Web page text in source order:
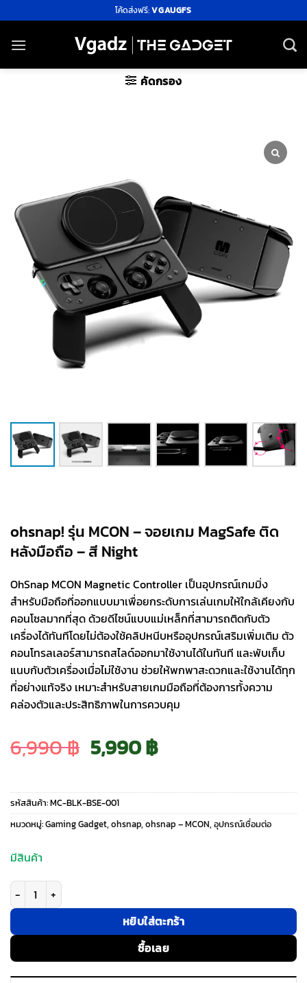
ไป
ยัง
โค้ดส่งฟรี:VGAUGFS
คัดกรอง
ohsnap! รุ่น MCON – จอยเกม MagSafe ติด
หลังมือถือ – สี Night
OhSnap MCON Magnetic Controller เป็นอุปกรณ์เกมมิ่ง
สำหรับมือถือที่ออกแบบมาเพื่อยกระดับการเล่นเกมให้ใกล้เคียงกับ
คอนโซลมากที่สุด ด้วยดีไซน์แบบแม่เหล็กที่สามารถติดกับตัว
เครื่องได้ทันทีโดยไม่ต้องใช้คลิปหนีบหรืออุปกรณ์เสริมเพิ่มเติม ตัว
คอนโทรลเลอร์สามารถสไลด์ออกมาใช้งานได้ในทันที และพับเก็บ
แนบกับตัวเครื่องเมื่อไม่ใช้งาน ช่วยให้พกพาสะดวกและใช้งานได้ทุก
ที่อย่างแท้จริง เหมาะสำหรับสายเกมมือถือที่ต้องการทั้งความ
คล่องตัวและประสิทธิภาพในการควบคุม
6,990฿ Original
price
was:
5,990฿Current
price
is:
รหัสสินค้า:MC-BLK-BSE-001
หมวดหมู่:Gaming Gadget, ohsnap, ohsnap – MCON, อุปกรณ์เชื่อมต่อ
มีสินค้า
จำนวน ohsnap! รุ่น MCON - จอยเกม MagSafe ติดหลังมือถือ - สี Night ชิ้น
หยิบใส่ตะกร้า
ซื้อเลย